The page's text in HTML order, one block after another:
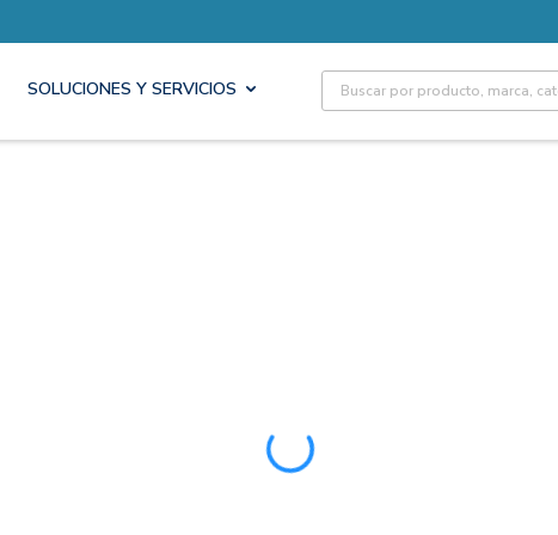
SOLUCIONES Y SERVICIOS Site Search